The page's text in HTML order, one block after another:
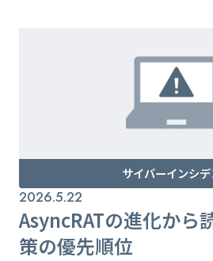
サイバーインシ
2026.5.22
AsyncRATの進化から
策の優先順位